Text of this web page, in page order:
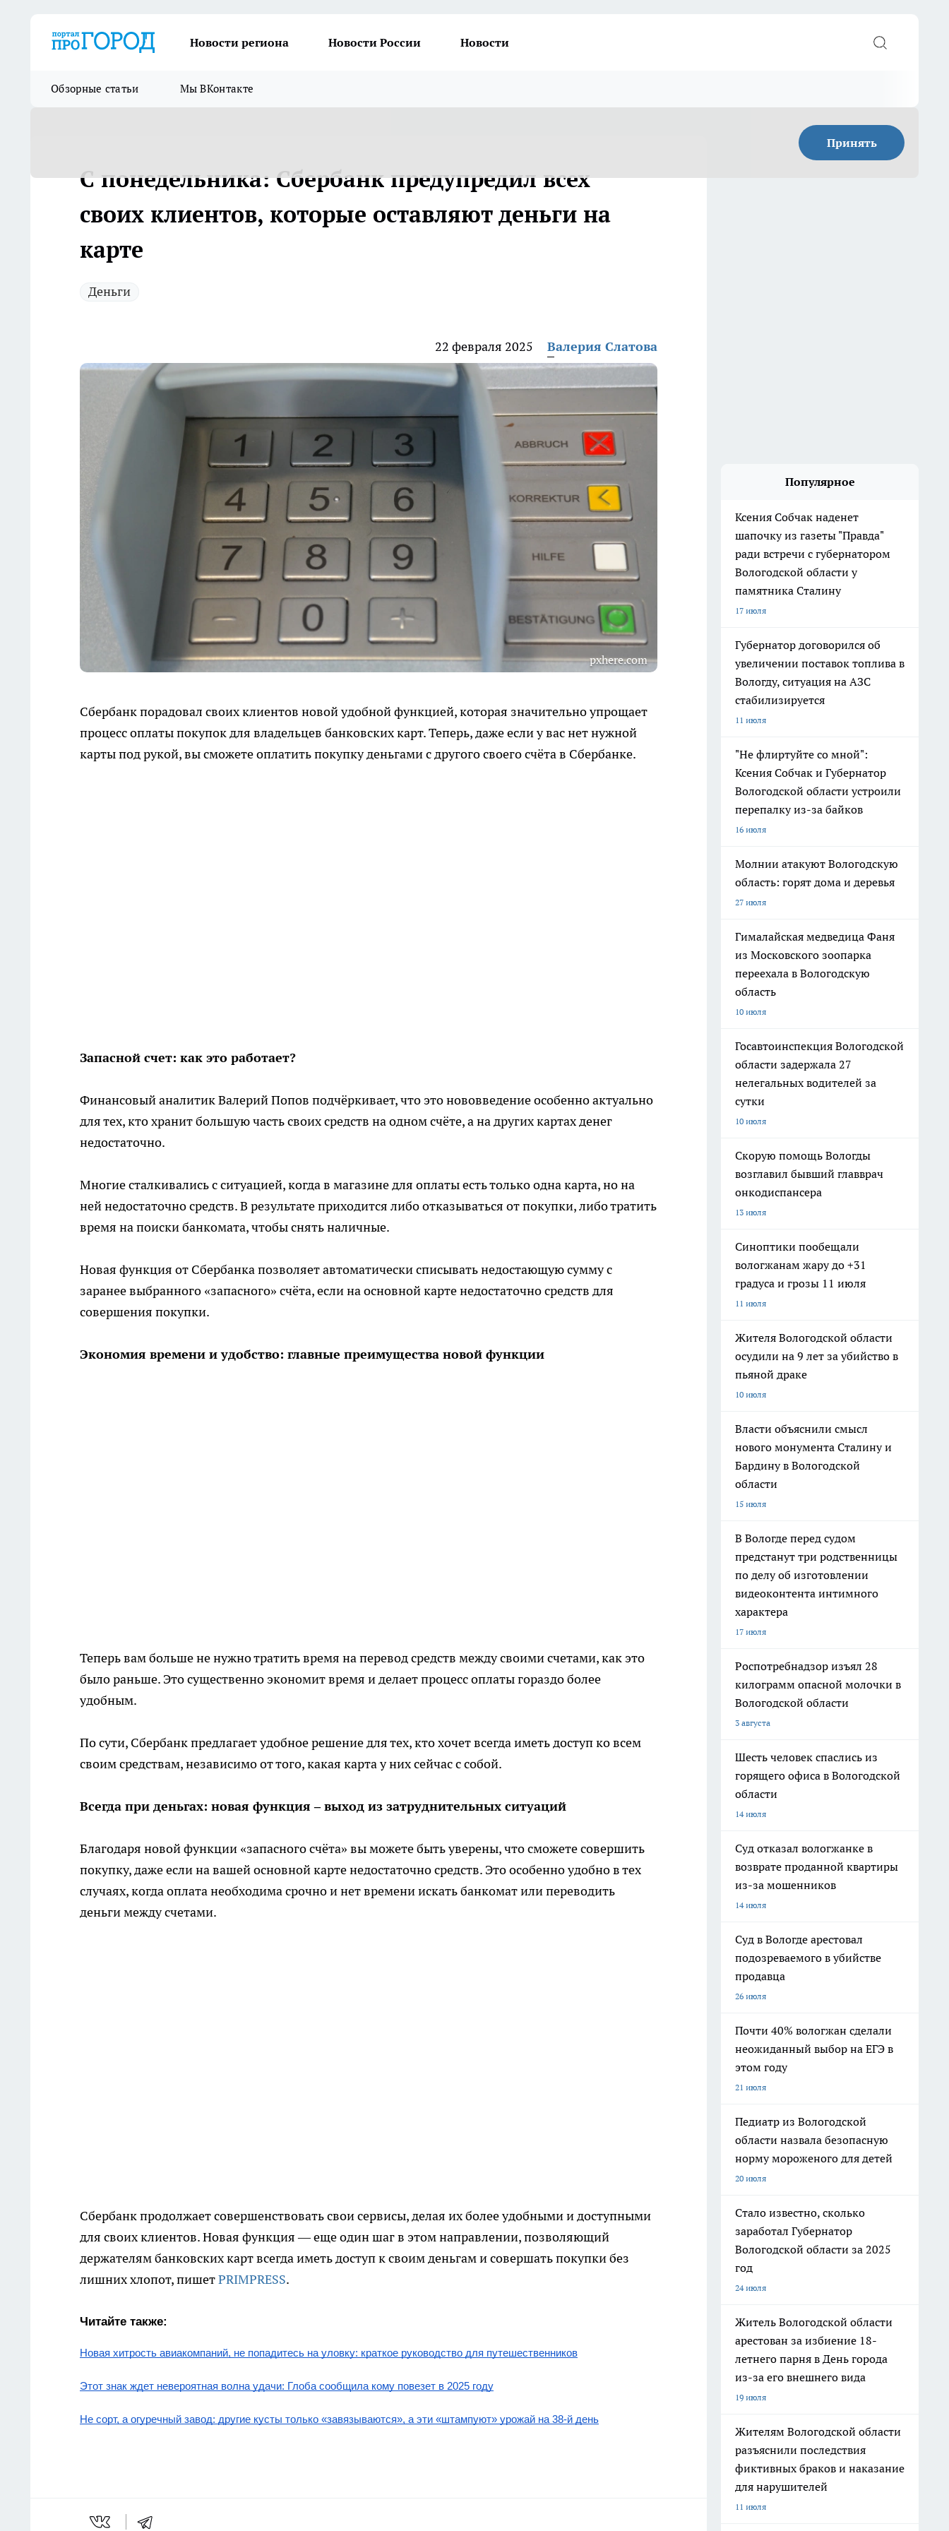
Новости региона Новости России Новости
Обзорные статьи Мы ВКонтакте
Принять
С понедельника: Сбербанк предупредил всех
своих клиентов, которые оставляют деньги на
карте
Деньги
22 февраля 2025 Валерия Слатова
pxhere.com
Сбербанк порадовал своих клиентов новой удобной функцией, которая значительно упрощает
процесс оплаты покупок для владельцев банковских карт. Теперь, даже если у вас нет нужной
карты под рукой, вы сможете оплатить покупку деньгами с другого своего счёта в Сбербанке.
Запасной счет: как это работает?
Финансовый аналитик Валерий Попов подчёркивает, что это нововведение особенно актуально
для тех, кто хранит большую часть своих средств на одном счёте, а на других картах денег
недостаточно.
Многие сталкивались с ситуацией, когда в магазине для оплаты есть только одна карта, но на
ней недостаточно средств. В результате приходится либо отказываться от покупки, либо тратить
время на поиски банкомата, чтобы снять наличные.
Новая функция от Сбербанка позволяет автоматически списывать недостающую сумму с
заранее выбранного «запасного» счёта, если на основной карте недостаточно средств для
совершения покупки.
Экономия времени и удобство: главные преимущества новой функции
Теперь вам больше не нужно тратить время на перевод средств между своими счетами, как это
было раньше. Это существенно экономит время и делает процесс оплаты гораздо более
удобным.
По сути, Сбербанк предлагает удобное решение для тех, кто хочет всегда иметь доступ ко всем
своим средствам, независимо от того, какая карта у них сейчас с собой.
Всегда при деньгах: новая функция – выход из затруднительных ситуаций
Благодаря новой функции «запасного счёта» вы можете быть уверены, что сможете совершить
покупку, даже если на вашей основной карте недостаточно средств. Это особенно удобно в тех
случаях, когда оплата необходима срочно и нет времени искать банкомат или переводить
деньги между счетами.
Сбербанк продолжает совершенствовать свои сервисы, делая их более удобными и доступными
для своих клиентов. Новая функция — еще один шаг в этом направлении, позволяющий
держателям банковских карт всегда иметь доступ к своим деньгам и совершать покупки без
лишних хлопот, пишетPRIMPRESS.
Читайте также:
Новая хитрость авиакомпаний, не попадитесь на уловку: краткое руководство для путешественников
Этот знак ждет невероятная волна удачи: Глоба сообщила кому повезет в 2025 году
Не сорт, а огуречный завод: другие кусты только «завязываются», а эти «штампуют» урожай на 38-й день
Популярное
Ксения Собчак наденет
шапочку из газеты "Правда"
ради встречи с губернатором
Вологодской области у
памятника Сталину
17 июля
Губернатор договорился об
увеличении поставок топлива в
Вологду, ситуация на АЗС
стабилизируется
11 июля
"Не флиртуйте со мной":
Ксения Собчак и Губернатор
Вологодской области устроили
перепалку из-за байков
16 июля
Молнии атакуют Вологодскую
область: горят дома и деревья
27 июля
Гималайская медведица Фаня
из Московского зоопарка
переехала в Вологодскую
область
10 июля
Госавтоинспекция Вологодской
области задержала 27
нелегальных водителей за
сутки
10 июля
Скорую помощь Вологды
возглавил бывший главврач
онкодиспансера
13 июля
Синоптики пообещали
вологжанам жару до +31
градуса и грозы 11 июля
11 июля
Жителя Вологодской области
осудили на 9 лет за убийство в
пьяной драке
10 июля
Власти объяснили смысл
нового монумента Сталину и
Бардину в Вологодской
области
15 июля
В Вологде перед судом
предстанут три родственницы
по делу об изготовлении
видеоконтента интимного
характера
17 июля
Роспотребнадзор изъял 28
килограмм опасной молочки в
Вологодской области
3 августа
Шесть человек спаслись из
горящего офиса в Вологодской
области
14 июля
Суд отказал вологжанке в
возврате проданной квартиры
из-за мошенников
14 июля
Суд в Вологде арестовал
подозреваемого в убийстве
продавца
26 июля
Почти 40% вологжан сделали
неожиданный выбор на ЕГЭ в
этом году
21 июля
Педиатр из Вологодской
области назвала безопасную
норму мороженого для детей
20 июля
Стало известно, сколько
заработал Губернатор
Вологодской области за 2025
год
24 июля
Житель Вологодской области
арестован за избиение 18-
летнего парня в День города
из-за его внешнего вида
19 июля
Жителям Вологодской области
разъяснили последствия
фиктивных браков и наказание
для нарушителей
11 июля